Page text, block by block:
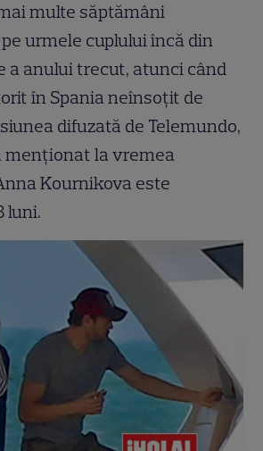
multe săptămâni
urmele cuplului încă din
a anului trecut, atunci când
în Spania neînsoțit de
difuzată de Telemundo,
menționat la vremea
Kournikova este
luni.